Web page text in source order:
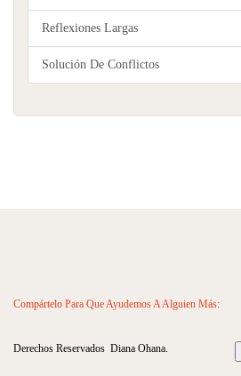
Reflexiones Largas
Solución De Conflictos
Compártelo Para Que Ayudemos A Alguien Más:
Derechos Reservados Diana Ohana.